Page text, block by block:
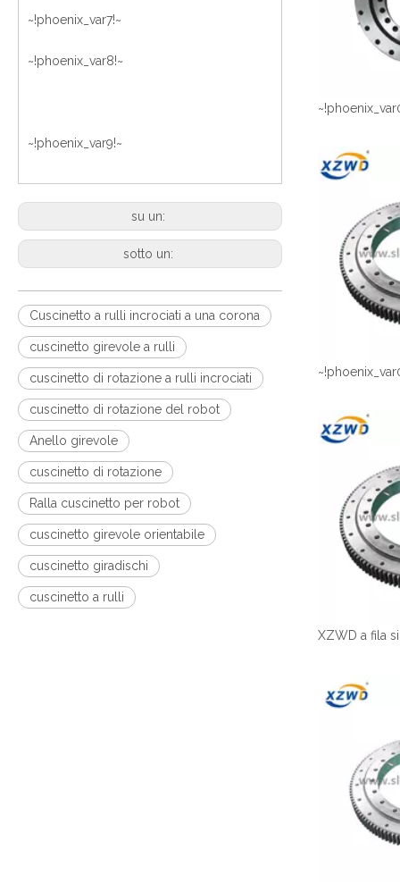
~!phoenix_var7!~
~!phoenix_var8!~
~!phoenix_var9!~
su un:
sotto un:
Cuscinetto a rulli incrociati a una corona
cuscinetto girevole a rulli
cuscinetto di rotazione a rulli incrociati
cuscinetto di rotazione del robot
Anello girevole
cuscinetto di rotazione
Ralla cuscinetto per robot
cuscinetto girevole orientabile
cuscinetto giradischi
cuscinetto a rulli